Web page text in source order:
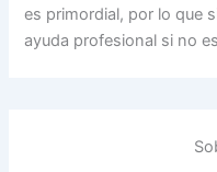
es primordial, por lo que
ayuda profesional si no